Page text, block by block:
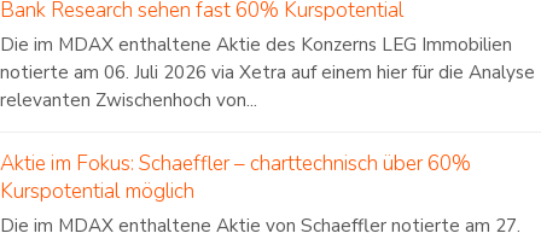
Bank Research sehen fast 60% Kurspotential
Die im MDAX enthaltene Aktie des Konzerns LEG Immobilien
notierte am 06. Juli 2026 via Xetra auf einem hier für die Analyse
relevanten Zwischenhoch von...
Aktie im Fokus: Schaeffler – charttechnisch über 60%
Kurspotential möglich
Die im MDAX enthaltene Aktie von Schaeffler notierte am 27.